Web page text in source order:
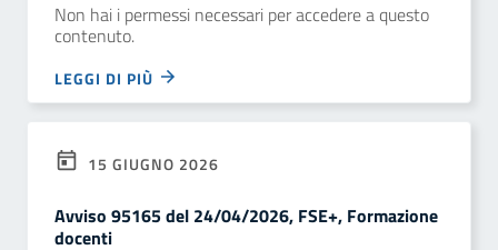
Non hai i permessi necessari per accedere a questo
contenuto.
LEGGI DI PIÙ
15 GIUGNO 2026
Avviso 95165 del 24/04/2026, FSE+, Formazione
docenti